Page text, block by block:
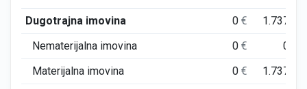
Dugotrajna imovina 0€ 1.737
Nematerijalna imovina
0€ 0
Materijalna imovina
0€ 1.737